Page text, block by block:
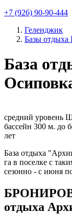
+7 (926) 90-90-444
Геленджик
Базы отдыха
База
средний уровень
бассейн 300 м. до
лет
База отдыха
га в поселке с
сезонно - с июня
отдыха